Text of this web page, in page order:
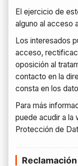
El ejercicio de
alguno al acceso
Los interesados
acceso,
oposición al
contacto en la
consta en los
Para más
puede acudir a la
Protección de